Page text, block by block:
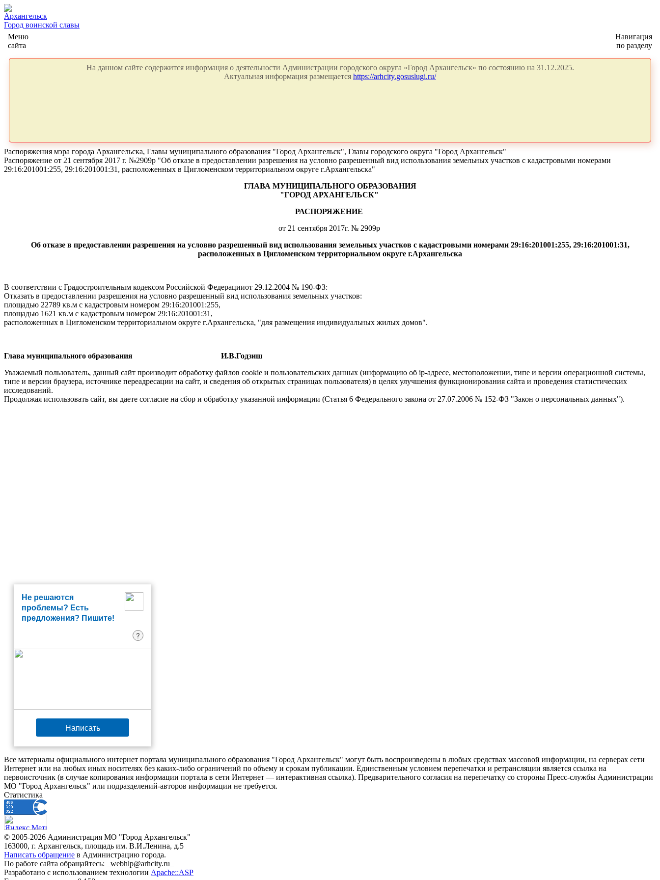
Архангельск
Город воинской славы
Меню
сайта
Навигация
по разделу
На данном сайте содержится информация о деятельности Администрации городского округа «Город Архангельск» по состоянию на 31.12.2025.
Актуальная информация размещается https://arhcity.gosuslugi.ru/
Распоряжения мэра города Архангельска, Главы муниципального образования "Город Архангельск", Главы городского округа "Город Архангельск"
Распоряжение от 21 сентября 2017 г. №2909р "Об отказе в предоставлении разрешения на условно разрешенный вид использования земельных участков с кадастровыми номерами
29:16:201001:255, 29:16:201001:31, расположенных в Цигломенском территориальном округе г.Архангельска"
ГЛАВА МУНИЦИПАЛЬНОГО ОБРАЗОВАНИЯ
"ГОРОД АРХАНГЕЛЬСК"
РАСПОРЯЖЕНИЕ
от 21 сентября 2017г. № 2909р
Об отказе в предоставлении разрешения на условно разрешенный вид использования земельных участков с кадастровыми номерами 29:16:201001:255, 29:16:201001:31,
расположенных в Цигломенском территориальном округе г.Архангельска
В соответствии с Градостроительным кодексом Российской Федерацииот 29.12.2004 № 190-ФЗ:
Отказать в предоставлении разрешения на условно разрешенный вид использования земельных участков:
площадью 22789 кв.м с кадастровым номером 29:16:201001:255,
площадью 1621 кв.м с кадастровым номером 29:16:201001:31,
расположенных в Цигломенском территориальном округе г.Архангельска, "для размещения индивидуальных жилых домов".
Глава муниципального образования И.В.Годзиш
Уважаемый пользователь, данный сайт производит обработку файлов cookie и пользовательских данных (информацию об ip-адресе, местоположении, типе и версии операционной системы,
типе и версии браузера, источнике переадресации на сайт, и сведения об открытых страницах пользователя) в целях улучшения функционирования сайта и проведения статистических
исследований.
Продолжая использовать сайт, вы даете согласие на сбор и обработку указанной информации (Статья 6 Федерального закона от 27.07.2006 № 152-ФЗ "Закон о персональных данных").
Не решаются
проблемы? Есть
предложения? Пишите!
?
Написать
Все материалы официального интернет портала муниципального образования "Город Архангельск" могут быть воспроизведены в любых средствах массовой информации, на серверах сети
Интернет или на любых иных носителях без каких-либо ограничений по объему и срокам публикации. Единственным условием перепечатки и ретрансляции является ссылка на
первоисточник (в случае копирования информации портала в сети Интернет — интерактивная ссылка). Предварительного согласия на перепечатку со стороны Пресс-службы Администрации
МО "Город Архангельск" или подразделений-авторов информации не требуется.
Статистика
© 2005-2026 Администрация МО "Город Архангельск"
163000, г. Архангельск, площадь им. В.И.Ленина, д.5
Написать обращение в Администрацию города.
По работе сайта обращайтесь: _webhlp@arhcity.ru_
Разработано с использованием технологии Apache::ASP